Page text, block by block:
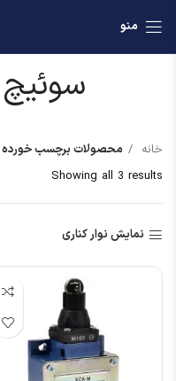
منو
خانه
محصولات برچسب خورده
Showing all 3 results
نمایش نوار کناری